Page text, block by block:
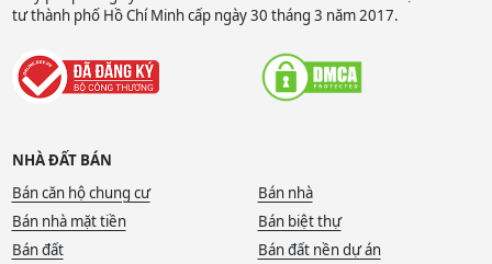
tư thành phố Hồ Chí Minh cấp ngày 30 tháng 3 năm 2017.
NHÀ ĐẤT BÁN
Bán căn hộ chung cư
Bán nhà
Bán nhà mặt tiền
Bán biệt thự
Bán đất
Bán đất nền dự án